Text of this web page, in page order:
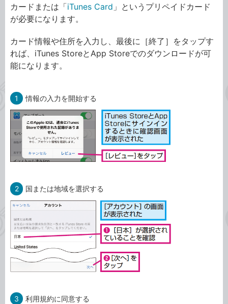
カードまたは「iTunes Card 」というプリペイドカード
が必要になります。
カード情報や住所を入力し、最後に［終了］をタップす
れば、iTunes StoreとApp Storeでのダウンロードが可
能になります。
1 情報の入力を開始する
2 国または地域を選択する
3 利用規約に同意する